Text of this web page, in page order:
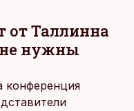
пишет глава ETS
портале
от Таллинна
не нужны
конференция